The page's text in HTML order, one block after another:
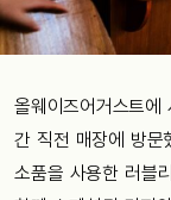
올웨이즈어거스트에
간 직전 매장에 방문
소품을 사용한 러블